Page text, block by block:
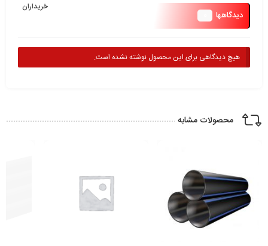
دیدگاهها
خریداران
هیچ دیدگاهی برای این محصول نوشته نشده است.
محصولات مشابه